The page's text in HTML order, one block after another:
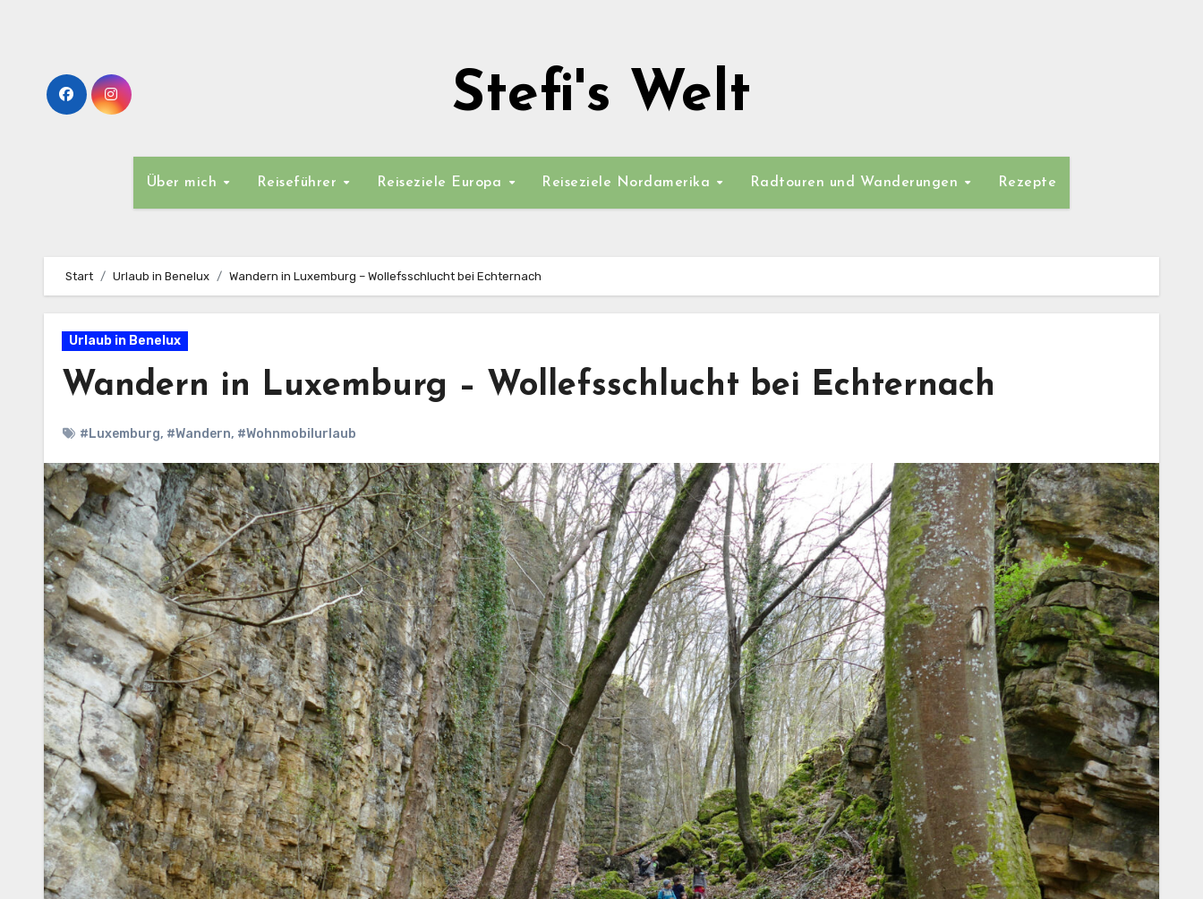
Stefi's Welt
Über mich Reiseführer Reiseziele Europa Reiseziele Nordamerika Radtouren und Wanderungen Rezepte
Start Urlaub in Benelux Wandern in Luxemburg – Wollefsschlucht bei Echternach
Urlaub in Benelux
Wandern in Luxemburg – Wollefsschlucht bei Echternach
#Luxemburg, #Wandern, #Wohnmobilurlaub